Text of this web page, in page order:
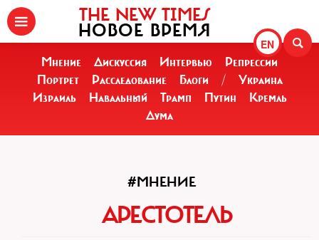
EN
THE NEW TIMES
НОВОЕ ВРЕМЯ
Мнение Дискуссия Интервью
Репрессии
Портрет
Расследование Блоги /
Украина
Израиль
Навальный Трамп Путин
Кремль
Дума
#МНЕНИЕ
АРЕСТОТЕЛЬ